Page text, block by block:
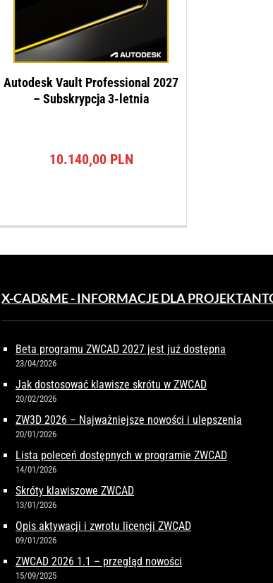
Autodesk Vault Professional 2027
– Subskrypcja 3-letnia
10.140,00 PLN
X-CAD&ME - INFORMACJE DLA
Beta programu ZWCAD 2027 jest już dostępna
23/04/2026
Jak dostosować klawisze skrótu w ZWCAD
20/02/2026
ZW3D 2026 – Najważniejsze nowości i ulepszenia
20/01/2026
Lista poleceń dostępnych w programie ZWCAD
14/01/2026
Skróty klawiszowe ZWCAD
13/01/2026
Opis aktywacji i zwrotu licencji ZWCAD
09/01/2026
ZWCAD 2026 1.1 – przegląd nowości
15/09/2025